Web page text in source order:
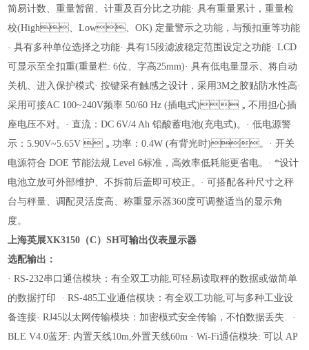
简易计数、重量暂留、计重及百分比之功能· 具有重量累计，重量检
校(High、Low、OK) 定量警示之功能，与预扣重等功能
· 具有多种单位选择之功能· 具有15段滤波稳定范围设定之功能· LCD
可显示至全扣重(重量栏: 6位、字高25mm)· 具有低电量显示、将自动
关机、进入保护模式· 按键采有触感之设计，采用3M之胶贴防水性高·
采用可接AC 100~240V频率 50/60 Hz (插电式)，不用担心插
座电压不对。 · 直流：DC 6V/4 Ah 铅酸蓄电池(充电式)。 · 低电源警
示：5.90V~5.65V ，功率：0.4W (有背光时)。 · 开关
电源符合 DOE 节能法规 Level 6标准，高效率低耗能更省电。 · *设计
电池立放可外部维护、不拆前后盖即可校正。 · 可搭配各种尺寸之秤
台与秤量、调配灵活度高、称重显示器360度可调整适当的显示角
度。
上海英展XK3150（C）SH可输出仪表显示器
选配输出：
· RS-232串口通信模块：有全双工功能,可轻易读取秤的数据或做简单
的数据打印 · RS-485工业通信模块：有全双工功能,可与多种工业设
备连接· RJ45以太网传输模块：加密模式安全传输，不怕数据丢失. ·
BLE V4.0蓝牙: 内置天线10m,外置天线60m · Wi-Fi通信模块: 可以 AP